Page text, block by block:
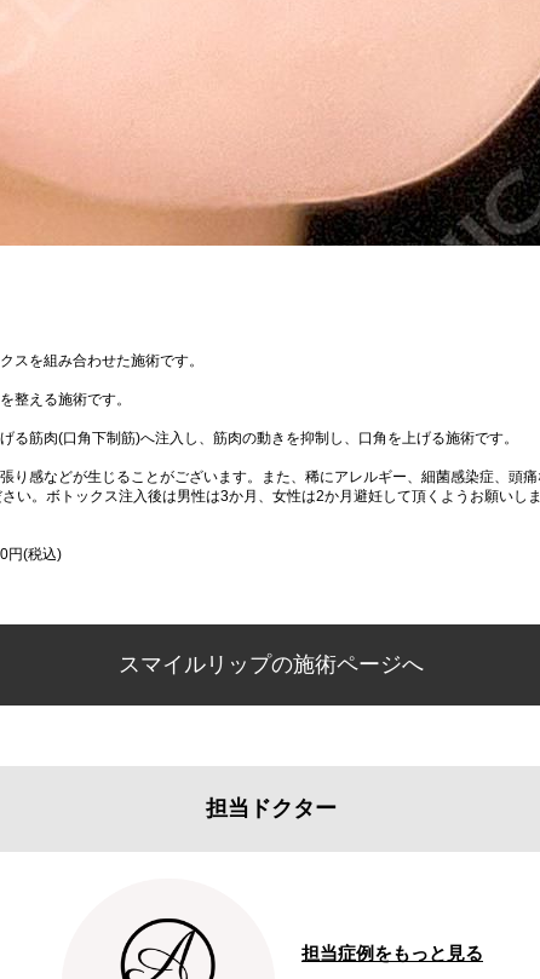
スを組み合わせた施術です。
整える施術です。
る筋肉(口角下制筋)へ注入し、筋肉の動きを抑制し、口角を上げる施術です。
り感などが生じることがございます。また、稀にアレルギー、細菌感染症、頭
い。ボトックス注入後は男性は3か月、女性は2か月避妊して頂くようお願いしま
円(税込)
スマイルリップの施術ページへ
担当ドクター
担当症例をもっと見る